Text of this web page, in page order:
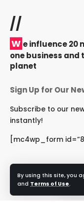
By using this site, you
and Terms of Use.
//
W e influence 20
one business and
planet
Sign Up for Our
Subscribe to our
instantly!
[mc4wp_form